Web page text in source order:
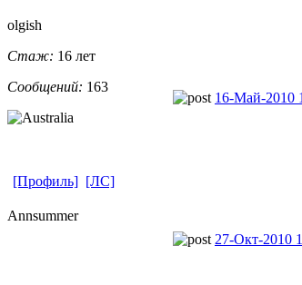
olgish
Стаж: 16 лет
Сообщений: 163
16-Май-2010
[Профиль] [ЛС]
Annsummer
27-Окт-2010